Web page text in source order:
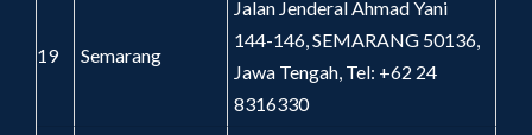
19 Semarang
Jalan Jenderal Ahmad Yani
144-146, SEMARANG 50136,
Jawa Tengah, Tel: +62 24
8316330